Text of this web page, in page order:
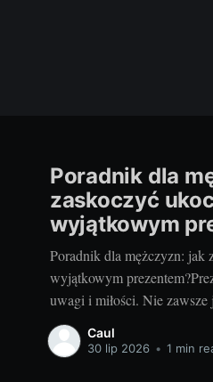
Poradnik dla
zaskoczyć
wyjątkowym
Poradnik dla mężczyzn: jak
wyjątkowym
uwagi i miłości. Nie zawsze
odpowiedni, który zachwyci
to jakiś sprawdzony
Caul
30 lip 2026 • 1 min